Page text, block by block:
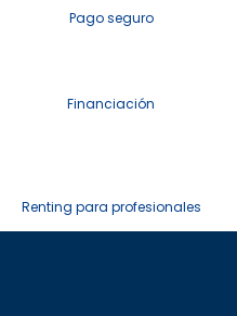
Pago seguro
Financiación
Renting para profesionales